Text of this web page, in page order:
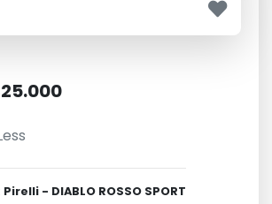
Pirelli - DIABLO ROSSO SPORT